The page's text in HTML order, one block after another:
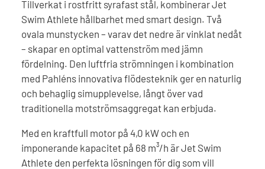
Tillverkat i rostfritt syrafast stål, kombinerar Jet
Swim Athlete hållbarhet med smart design. Två
ovala munstycken – varav det nedre är vinklat nedåt
– skapar en optimal vattenström med jämn
fördelning. Den luftfria strömningen i kombination
med Pahléns innovativa flödesteknik ger en naturlig
och behaglig simupplevelse, långt över vad
traditionella motströmsaggregat kan erbjuda.
Med en kraftfull motor på 4,0 kW och en
imponerande kapacitet på 68 m³/h är Jet Swim
Athlete den perfekta lösningen för dig som vill